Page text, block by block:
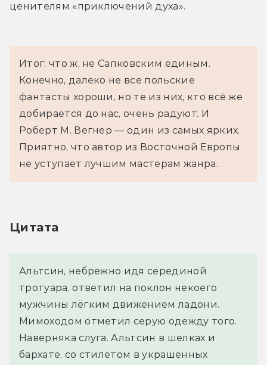
ценителям «приключений духа».
Итог: что ж, не Сапковским единым.
Конечно, далеко не все польские
фантасты хороши, но те из них, кто всё же
добирается до нас, очень радуют. И
Роберт М. Вегнер — один из самых ярких.
Приятно, что автор из Восточной Европы
не уступает лучшим мастерам жанра.
Цитата
Альтсин, небрежно идя серединой
тротуара, ответил на поклон некоего
мужчины лёгким движением ладони.
Мимоходом отметил серую одежду того.
Наверняка слуга. Альтсин в шелках и
бархате, со стилетом в украшенных